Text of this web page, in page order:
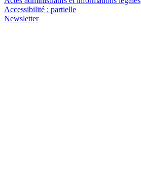
Accessibilité : partielle
Newsletter